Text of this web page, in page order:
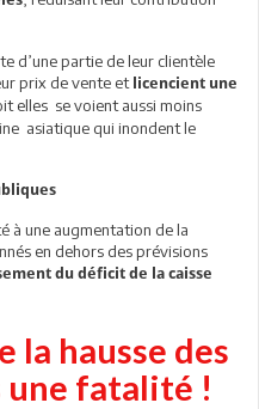
d’une partie de leur clientèle
prix de vente et licencient une
elles se voient aussi moins
asiatique qui inondent le
à une augmentation de la
en dehors des prévisions
du déficit de la caisse
la hausse des
une fatalité !